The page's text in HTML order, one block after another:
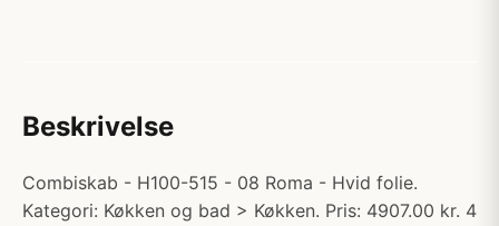
Beskrivelse
Combiskab - H100-515 - 08 Roma - Hvid folie.
Kategori: Køkken og bad > Køkken. Pris: 4907.00 kr. 4